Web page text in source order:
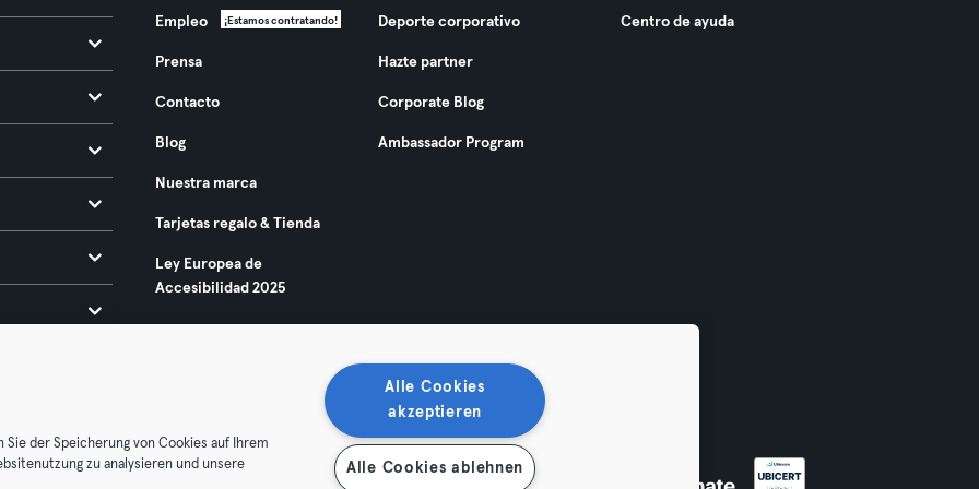
Empleo ¡Estamos contratando!
Prensa
Contacto
Blog
Nuestra marca
Tarjetas regalo & Tienda
Ley Europea de
Accesibilidad 2025
Deporte corporativo
Hazte partner
Corporate Blog
Ambassador Program
Centro de ayuda
Rescindir contratos aquí
der Speicherung von Cookies auf Ihrem
zu analysieren und unsere
Alle Cookies
akzeptieren
Alle Cookies ablehnen